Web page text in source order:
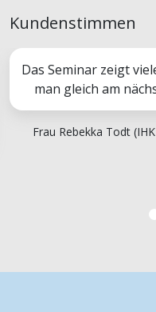
Kundenstimmen
Das Seminar zeigt
man gleich am
Frau Rebekka Todt